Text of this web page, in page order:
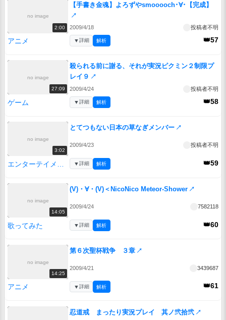
no image
2:00
【手書き金魂】よろずやsmooooch･∀･【完成】
↗
2009/4/18 投稿者不明
アニメ 👑57
▼詳細 解析
no image
27:09
殺られる前に謝る、それが実況ピクミン２制限プ
レイ９ ↗
2009/4/24 投稿者不明
ゲーム 👑58
▼詳細 解析
no image
3:02
とてつもない日本の草なぎメンバー ↗
2009/4/23 投稿者不明
👑59
▼詳細 解析
no image
14:05
(V)・∀・(V)＜NicoNico Meteor-Shower ↗
2009/4/24 7582118
歌ってみた 👑60
▼詳細 解析
no image
14:25
第６次聖杯戦争 ３章 ↗
2009/4/21 3439687
アニメ 👑61
▼詳細 解析
忍道戒 まったり実況プレイ 其ノ弐拾弐 ↗